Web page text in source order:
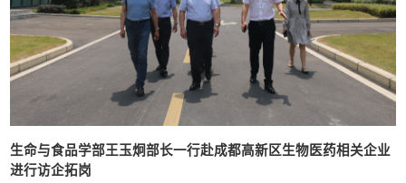
生命与食品学部王玉炯部长一行赴成都高新区生物医药相关企业
进行访企拓岗